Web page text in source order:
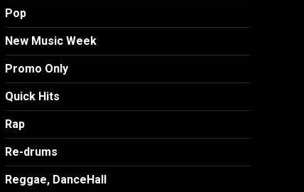
Pop
New Music Week
Promo Only
Quick Hits
Rap
Re-drums
Reggae, DanceHall